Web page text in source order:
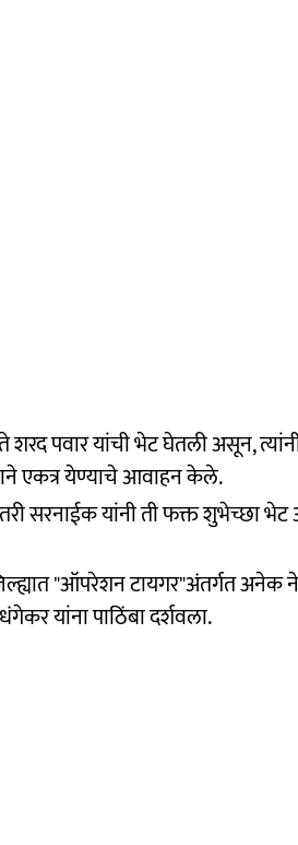
शरद पवार यांची भेट घेतली असून,
एकत्र येण्याचे आवाहन केले.
सरनाईक यांनी ती फक्त शुभेच्छा
"ऑपरेशन टायगर"अंतर्गत अनेक
यांना पाठिंबा दर्शवला.